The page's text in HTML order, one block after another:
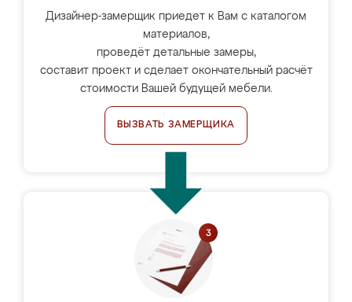
Дизайнер-замерщик приедет к Вам с каталогом
материалов,
проведёт детальные замеры,
составит проект и сделает окончательный расчёт
стоимости Вашей будущей мебели.
ВЫЗВАТЬ ЗАМЕРЩИКА